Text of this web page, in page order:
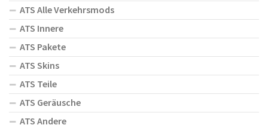
ATS Alle Verkehrsmods
ATS Innere
ATS Pakete
ATS Skins
ATS Teile
ATS Geräusche
ATS Andere